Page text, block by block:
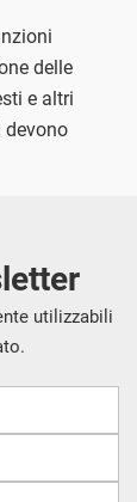
delle
e altri
devono
utilizzabili